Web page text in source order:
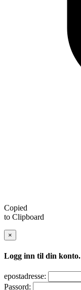
Copied
to Clipboard
×
Logg inn til din konto.
epostadresse:
Passord: